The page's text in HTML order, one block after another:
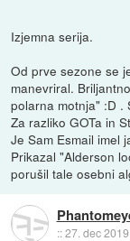
Izjemna serija.
Od prve sezone se
manevriral.
polarna motnja" :D .
Za razliko GOTa in
Je Sam Esmail imel
Prikazal "Alderson
porušil tale osebni
::27. dec